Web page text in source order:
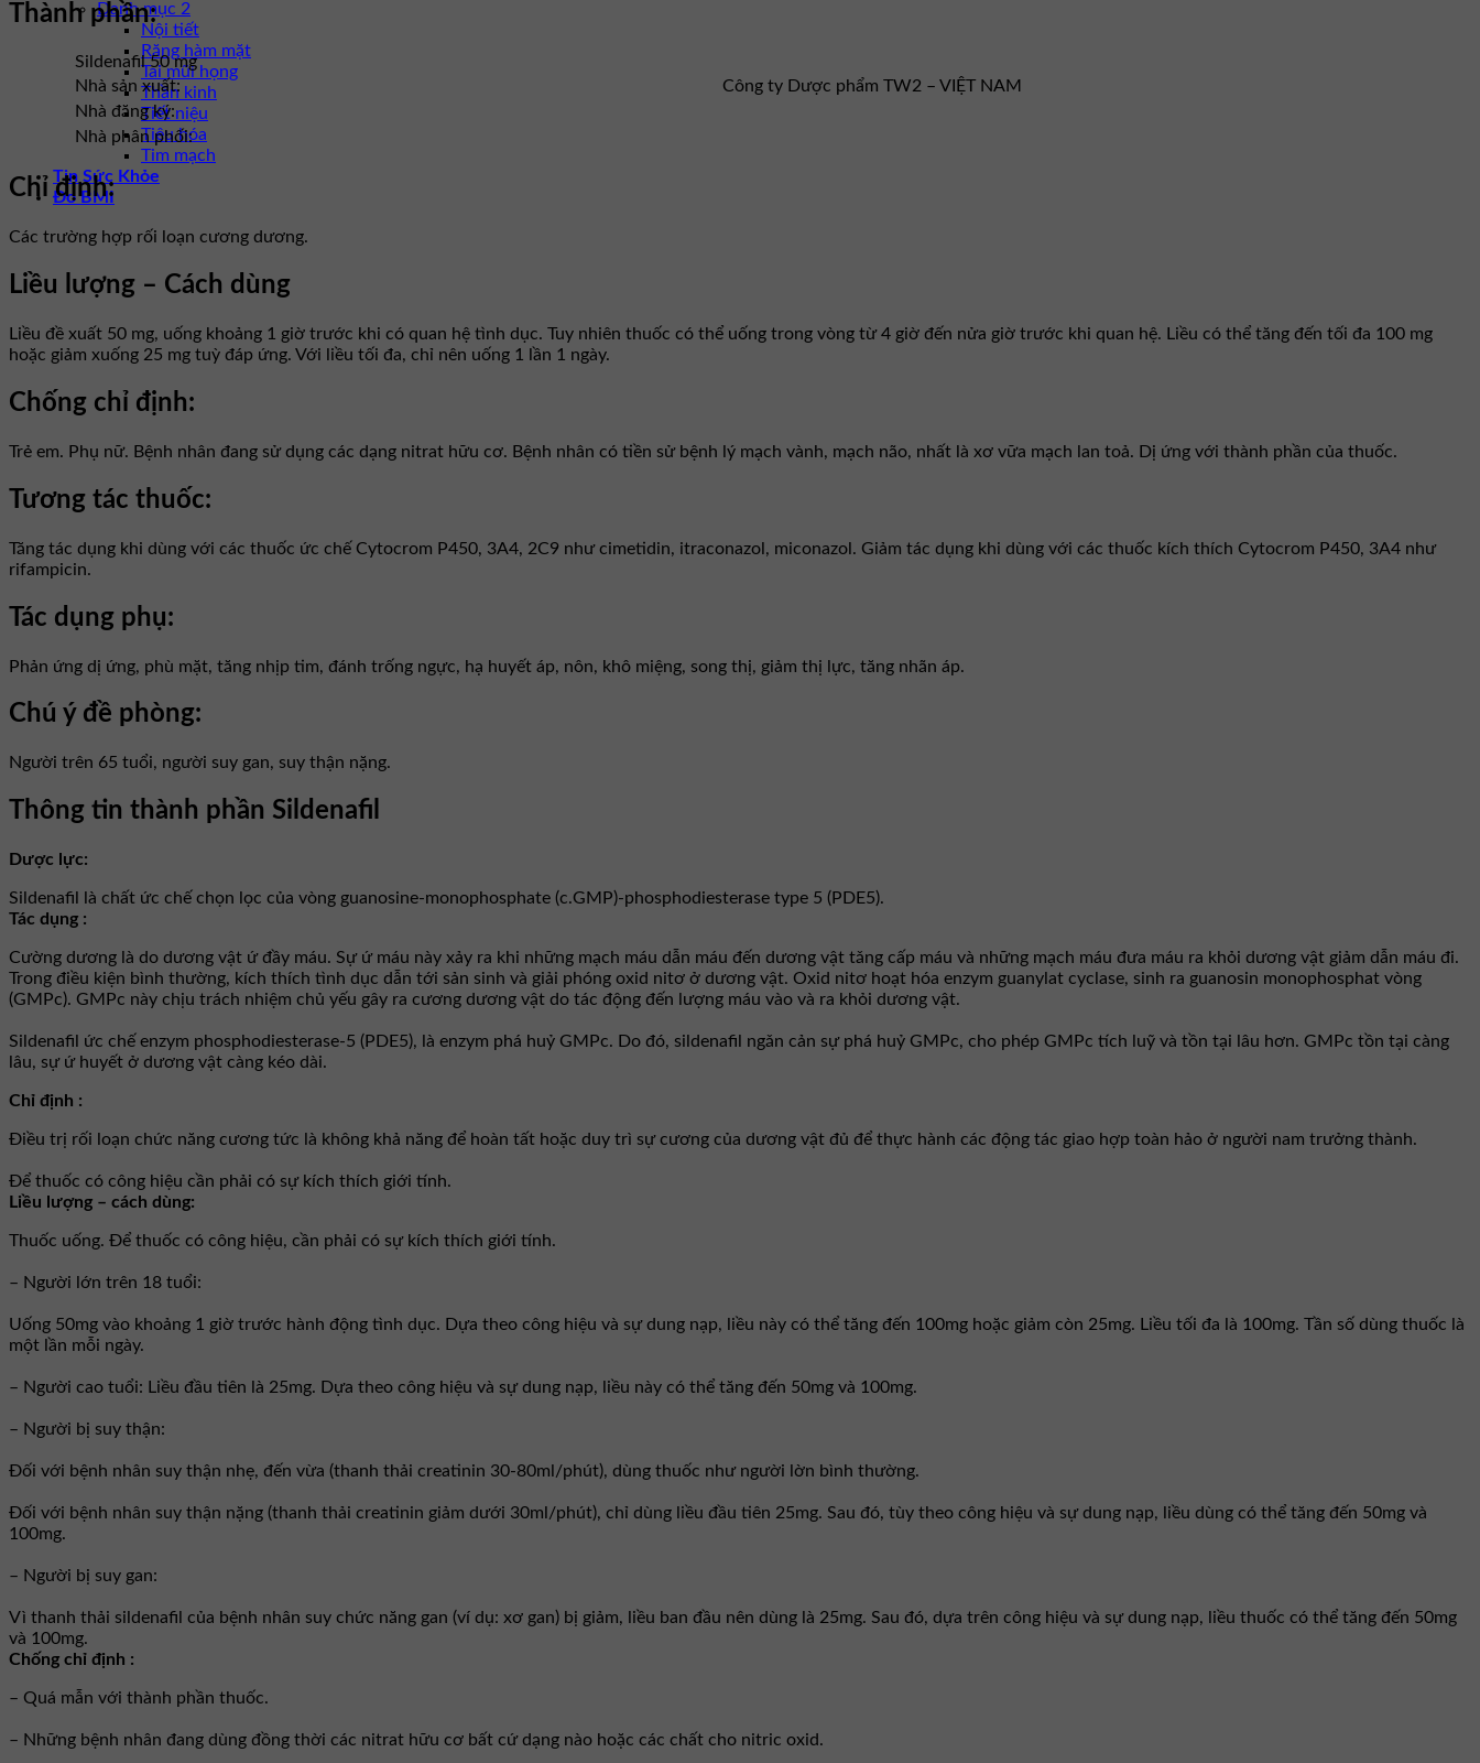
Danh mục 2
Nội tiết
Răng hàm mặt
Tai mũi họng
Thần kinh
Tiết niệu
Tiêu hóa
Tim mạch
Tin Sức Khỏe
Đo BMI
Thành phần:
Sildenafil 50 mg
Nhà sản xuất:
Công ty Dược phẩm TW2 – VIỆT NAM
Nhà đăng ký:
Nhà phân phối:
Chỉ định:
Các trường hợp rối loạn cương dương.
Liều lượng – Cách dùng
Liều đề xuất 50 mg, uống khoảng 1 giờ trước khi có quan hệ tình dục. Tuy nhiên thuốc có thể uống trong vòng từ 4 giờ đến nửa giờ trước khi quan hệ. Liều có thể tăng đến tối đa 100 mg
hoặc giảm xuống 25 mg tuỳ đáp ứng. Với liều tối đa, chỉ nên uống 1 lần 1 ngày.
Chống chỉ định:
Trẻ em. Phụ nữ. Bệnh nhân đang sử dụng các dạng nitrat hữu cơ. Bệnh nhân có tiền sử bệnh lý mạch vành, mạch não, nhất là xơ vữa mạch lan toả. Dị ứng với thành phần của thuốc.
Tương tác thuốc:
Tăng tác dụng khi dùng với các thuốc ức chế Cytocrom P450, 3A4, 2C9 như cimetidin, itraconazol, miconazol. Giảm tác dụng khi dùng với các thuốc kích thích Cytocrom P450, 3A4 như
rifampicin.
Tác dụng phụ:
Phản ứng dị ứng, phù mặt, tăng nhịp tim, đánh trống ngực, hạ huyết áp, nôn, khô miệng, song thị, giảm thị lực, tăng nhãn áp.
Chú ý đề phòng:
Người trên 65 tuổi, người suy gan, suy thận nặng.
Thông tin thành phần Sildenafil
Dược lực:
Sildenafil là chất ức chế chọn lọc của vòng guanosine-monophosphate (c.GMP)-phosphodiesterase type 5 (PDE5).
Tác dụng :
Cường dương là do dương vật ứ đầy máu. Sự ứ máu này xảy ra khi những mạch máu dẫn máu đến dương vật tǎng cấp máu và những mạch máu đưa máu ra khỏi dương vật giảm dẫn máu đi.
Trong điều kiện bình thường, kích thích tình dục dẫn tới sản sinh và giải phóng oxid nitơ ở dương vật. Oxid nitơ hoạt hóa enzym guanylat cyclase, sinh ra guanosin monophosphat vòng
(GMPc). GMPc này chịu trách nhiệm chủ yếu gây ra cương dương vật do tác động đến lượng máu vào và ra khỏi dương vật.
Sildenafil ức chế enzym phosphodiesterase-5 (PDE5), là enzym phá huỷ GMPc. Do đó, sildenafil ngǎn cản sự phá huỷ GMPc, cho phép GMPc tích luỹ và tồn tại lâu hơn. GMPc tồn tại càng
lâu, sự ứ huyết ở dương vật càng kéo dài.
Chỉ định :
Ðiều trị rối loạn chức năng cương tức là không khả năng để hoàn tất hoặc duy trì sự cương của dương vật đủ để thực hành các động tác giao hợp toàn hảo ở người nam trưởng thành.
Ðể thuốc có công hiệu cần phải có sự kích thích giới tính.
Liều lượng – cách dùng:
Thuốc uống. Ðể thuốc có công hiệu, cần phải có sự kích thích giới tính.
– Người lớn trên 18 tuổi:
Uống 50mg vào khoảng 1 giờ trước hành động tình dục. Dựa theo công hiệu và sự dung nạp, liều này có thể tăng đến 100mg hoặc giảm còn 25mg. Liều tối đa là 100mg. Tần số dùng thuốc là
một lần mỗi ngày.
– Người cao tuổi: Liều đầu tiên là 25mg. Dựa theo công hiệu và sự dung nạp, liều này có thể tăng đến 50mg và 100mg.
– Người bị suy thận:
Ðối với bệnh nhân suy thận nhẹ, đến vừa (thanh thải creatinin 30-80ml/phút), dùng thuốc như người lờn bình thường.
Ðối với bệnh nhân suy thận nặng (thanh thải creatinin giảm dưới 30ml/phút), chỉ dùng liều đầu tiên 25mg. Sau đó, tùy theo công hiệu và sự dung nạp, liều dùng có thể tăng đến 50mg và
100mg.
– Người bị suy gan:
Vì thanh thải sildenafil của bệnh nhân suy chức năng gan (ví dụ: xơ gan) bị giảm, liều ban đầu nên dùng là 25mg. Sau đó, dựa trên công hiệu và sự dung nạp, liều thuốc có thể tăng đến 50mg
và 100mg.
Chống chỉ định :
– Quá mẫn với thành phần thuốc.
– Những bệnh nhân đang dùng đồng thời các nitrat hữu cơ bất cứ dạng nào hoặc các chất cho nitric oxid.